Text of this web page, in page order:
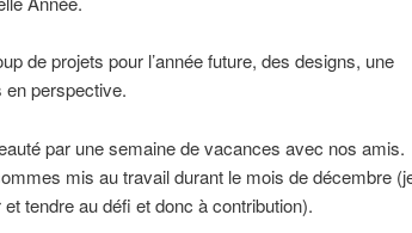
de projets pour l’année future, des designs, une
en perspective.
par une semaine de vacances avec nos amis.
mis au travail durant le mois de décembre
tendre au défi et donc à contribution).